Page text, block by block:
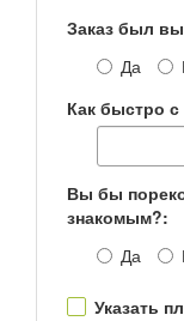
Заказ был
Да
Как быстро
Вы бы
знакомым?:
Да
Указать